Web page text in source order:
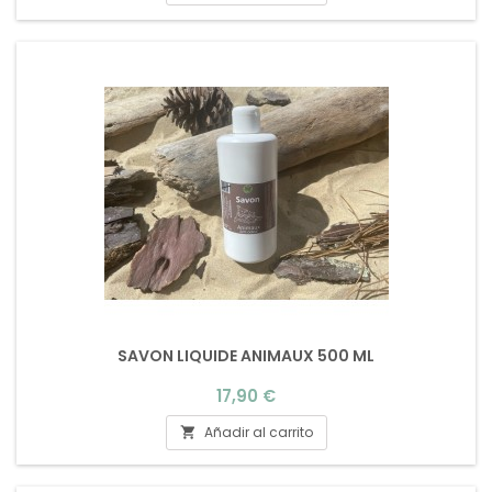
SAVON LIQUIDE ANIMAUX 500 ML
Precio
17,90 €
 Añadir al carrito